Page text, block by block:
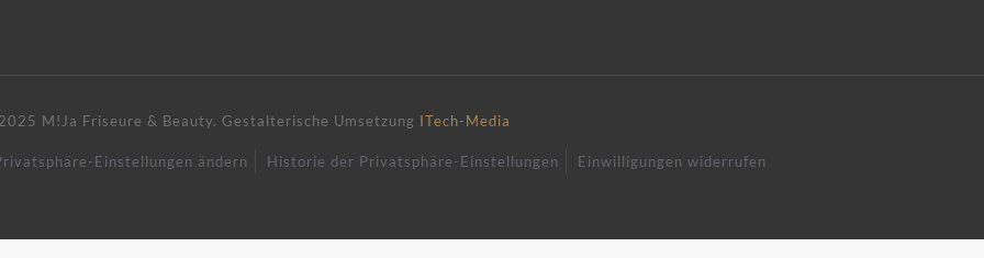
M!Ja Friseure & Beauty. Gestalterische Umsetzung ITech-Media
Einstellungen ändern Historie der Privatsphäre-Einstellungen Einwilligungen widerrufen